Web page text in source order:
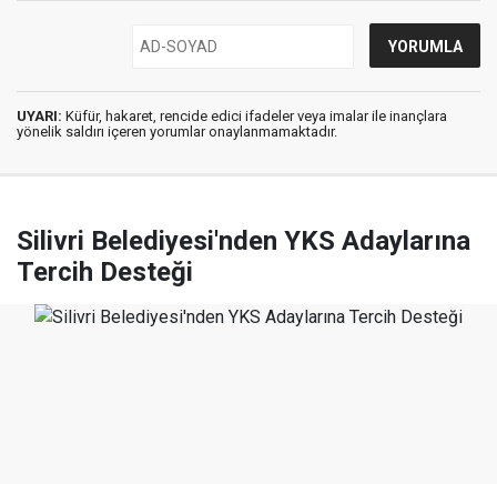
UYARI: Küfür, hakaret, rencide edici ifadeler veya imalar ile inançlara
yönelik saldırı içeren yorumlar onaylanmamaktadır.
Silivri Belediyesi'nden YKS Adaylarına
Tercih Desteği